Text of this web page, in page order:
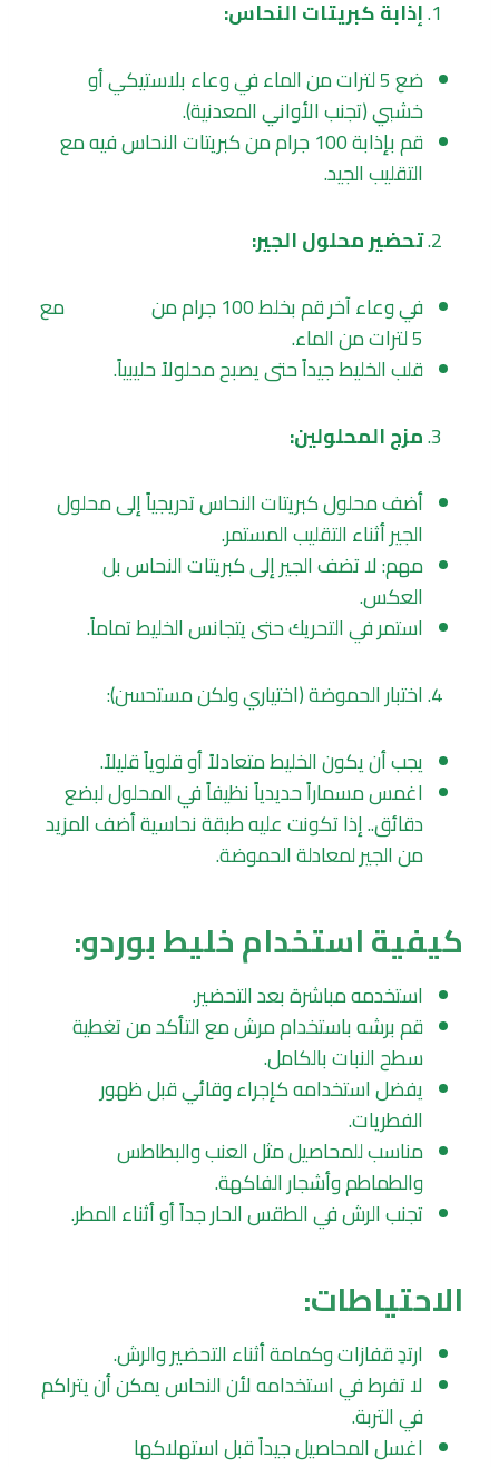
إذابة كبريتات النحاس:
ضع 5 لترات من الماء في وعاء بلاستيكي أو
خشبي (تجنب الأواني المعدنية).
قم بإذابة 100 جرام من كبريتات النحاس فيه مع
التقليب الجيد.
تحضير محلول الجير:
في وعاء آخر قم بخلط 100 جرام من
مع
5 لترات من الماء.
قلب الخليط جيداً حتى يصبح محلولاً حليبياً.
مزج المحلولين:
أضف محلول كبريتات النحاس تدريجياً إلى محلول
الجير أثناء التقليب المستمر.
مهم: لا تضف الجير إلى كبريتات النحاس بل
العكس.
استمر في التحريك حتى يتجانس الخليط تماماً.
اختبار الحموضة (اختياري ولكن مستحسن):
يجب أن يكون الخليط متعادلاً أو قلوياً قليلاً.
اغمس مسماراً حديدياً نظيفاً في المحلول لبضع
دقائق.. إذا تكونت عليه طبقة نحاسية أضف المزيد
من الجير لمعادلة الحموضة.
كيفية استخدام خليط بوردو:
استخدمه مباشرة بعد التحضير.
قم برشه باستخدام مرش مع التأكد من تغطية
سطح النبات بالكامل.
يفضل استخدامه كإجراء وقائي قبل ظهور
الفطريات.
مناسب للمحاصيل مثل العنب والبطاطس
والطماطم وأشجار الفاكهة.
تجنب الرش في الطقس الحار جداً أو أثناء المطر.
الاحتياطات:
ارتدِ قفازات وكمامة أثناء التحضير والرش.
لا تفرط في استخدامه لأن النحاس يمكن أن يتراكم
في التربة.
اغسل المحاصيل جيداً قبل استهلاكها